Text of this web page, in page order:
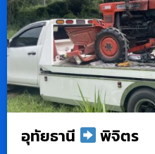
อุทัยธานี พิจิตร